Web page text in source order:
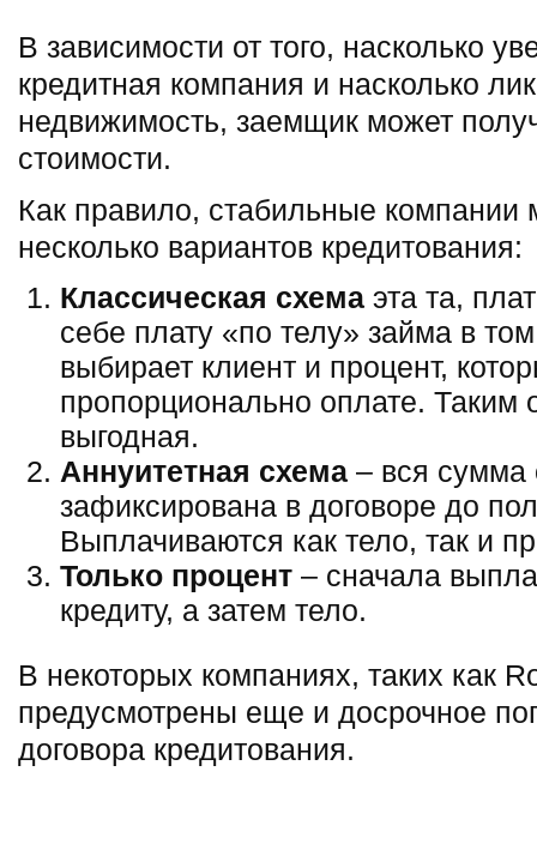
В зависимости от того, насколько
кредитная компания и насколько
недвижимость, заемщик может
стоимости.
Как правило, стабильные компании
несколько вариантов кредитования:
Классическая схема эта та,
себе плату «по телу» займа в
выбирает клиент и процент,
пропорционально оплате. Таким
выгодная.
Аннуитетная схема – вся сумма
зафиксирована в договоре до
Выплачиваются как тело, так и
Только процент – сначала
кредиту, а затем тело.
В некоторых компаниях, таких как
предусмотрены еще и досрочное
договора кредитования.